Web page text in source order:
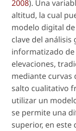
2008). Una
altitud, la cual
modelo digital de
clave del
informatizado
elevaciones,
mediante curvas
salto cualitativo
utilizar un
se permite una
superior, en este